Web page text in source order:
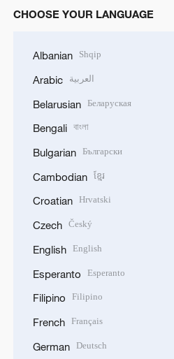
CHOOSE YOUR LANGUAGE
Albanian Shqip
Arabic العربية
Belarusian Беларуская
Bengali বাংলা
Bulgarian Български
Cambodian ខ្មែរ
Croatian Hrvatski
Czech Český
English English
Esperanto Esperanto
Filipino Filipino
French Français
German Deutsch